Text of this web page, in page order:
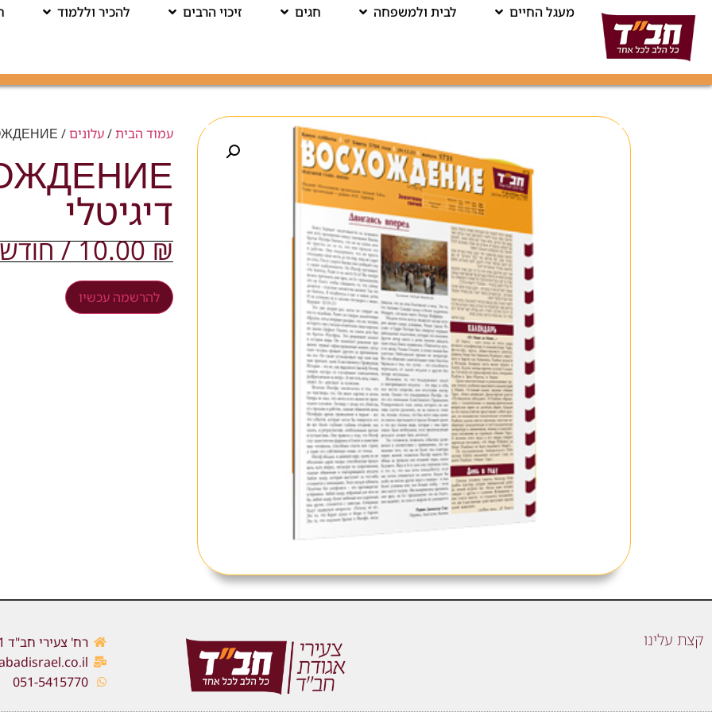
מעגל החיים לבית ולמשפחה חגים זיכוי הרבים להכיר וללמוד
עמוד הבית/עלונים/ ВОСХОЖДЕНИЕ – דיגיטלי
דיגיטלי
10.00₪ / חודש
להרשמה עכשיו
קצת עלינו
רח' צעירי חב"ד 1, כפר חב"ד
051-5415770